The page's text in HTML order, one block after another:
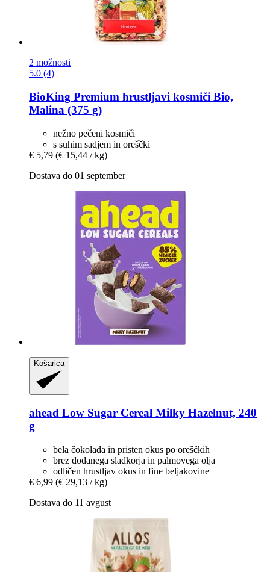
2 možnosti
5.0 (4)
BioKing Premium hrustljavi kosmiči Bio,
Malina (375 g)
nežno pečeni kosmiči
s suhim sadjem in oreščki
€ 5,79 (€ 15,44 / kg)
Dostava do 01 september
Košarica
ahead Low Sugar Cereal Milky Hazelnut, 240
g
bela čokolada in pristen okus po oreščkih
brez dodanega sladkorja in palmovega olja
odličen hrustljav okus in fine beljakovine
€ 6,99 (€ 29,13 / kg)
Dostava do 11 avgust